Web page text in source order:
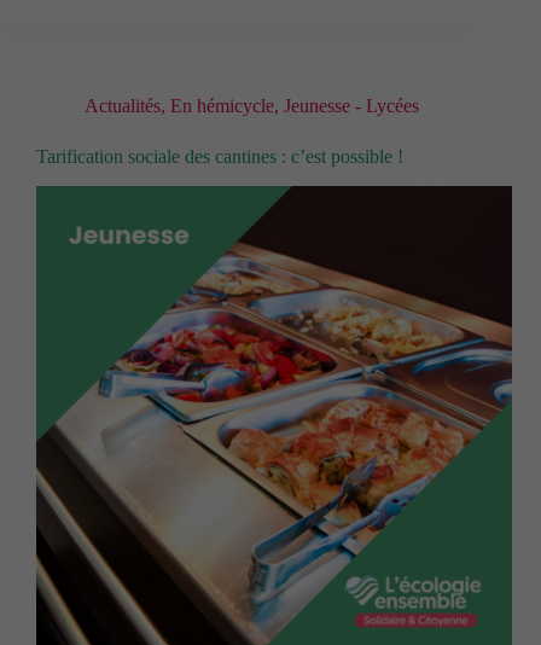
Actualités, En hémicycle, Jeunesse - Lycées
Tarification sociale des cantines : c’est possible !